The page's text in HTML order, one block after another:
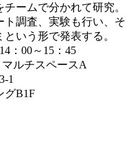
ームで分かれて研究。
ト調査、実験も行い、そ
いう形で発表する。
：00～15：45
ルチスペースA
1
B1F